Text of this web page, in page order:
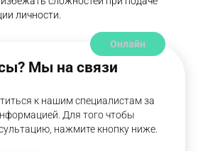
личности.
Мы на связи
к нашим специалистам за
Для того чтобы
нажмите кнопку ниже.
Онлайн